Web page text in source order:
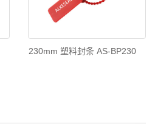
230mm 塑料封条 AS-BP230